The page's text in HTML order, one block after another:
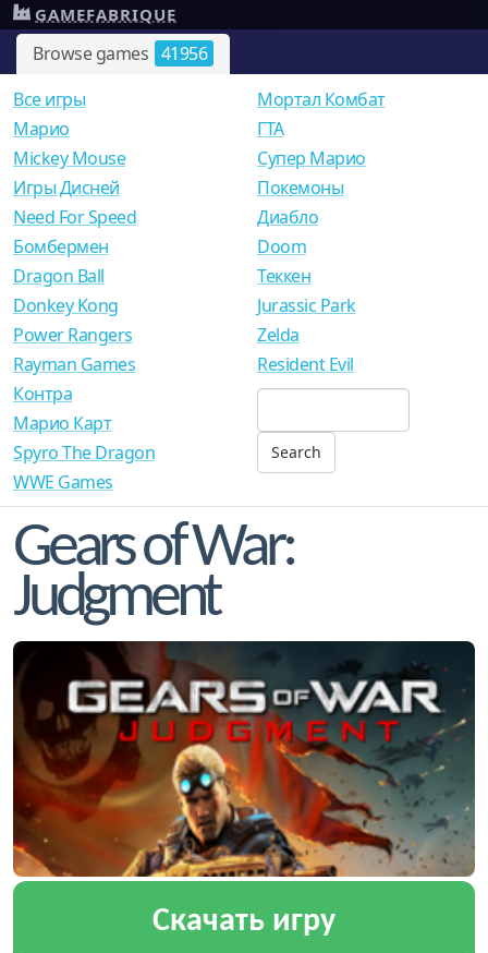
Browse games 41956
GAMEFABRIQUE
Все игры
Mарио
Mickey Mouse
Игры Дисней
Need For Speed
Мортал Комбат
ГТА
Супер Марио
Покемоны
Диабло
Бомбермен
Dragon Ball
Donkey Kong
Power Rangers
Rayman Games
Doom
Теккен
Jurassic Park
Zelda
Resident Evil
Контра
Марио Карт
Spyro The Dragon
WWE Games
Gears of War:
Judgment
Скачать игру